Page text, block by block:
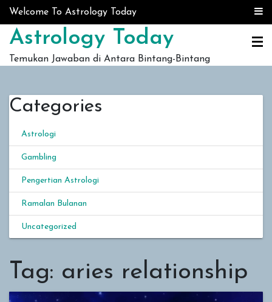
Skip to content
Welcome To Astrology Today
Astrology Today
Temukan Jawaban di Antara Bintang-Bintang
Categories
Astrologi
Gambling
Pengertian Astrologi
Ramalan Bulanan
Uncategorized
Tag: aries relationship